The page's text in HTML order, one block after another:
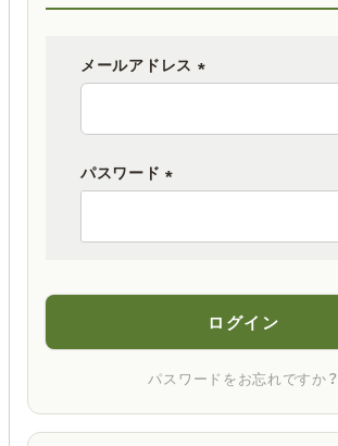
メールアドレス
パスワード
ログイン
パスワードをお忘れですか？